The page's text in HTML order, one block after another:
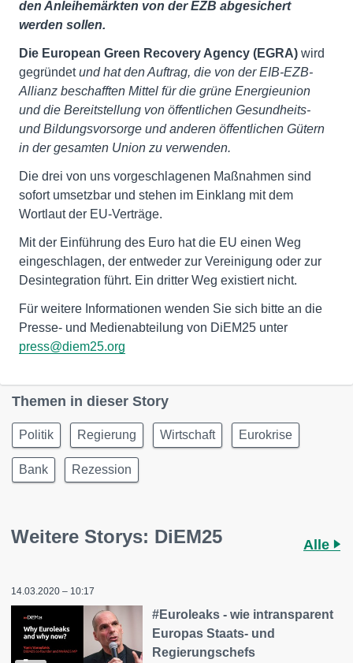
den Anleihemärkten von der EZB abgesichert
werden sollen.
Die European Green Recovery Agency (EGRA) wird
gegründetund hat den Auftrag, die von der EIB-EZB-
Allianz beschafften Mittel für die grüne Energieunion
und die Bereitstellung von öffentlichen Gesundheits-
und Bildungsvorsorge und anderen öffentlichen Gütern
in der gesamten Union zu verwenden.
Die drei von uns vorgeschlagenen Maßnahmen sind
sofort umsetzbar und stehen im Einklang mit dem
Wortlaut der EU-Verträge.
Mit der Einführung des Euro hat die EU einen Weg
eingeschlagen, der entweder zur Vereinigung oder zur
Desintegration führt. Ein dritter Weg existiert nicht.
Für weitere Informationen wenden Sie sich bitte an die
Presse- und Medienabteilung von DiEM25 unter
press@diem25.org
Themen in dieser Story
Politik Regierung Wirtschaft Eurokrise
Bank Rezession
Weitere Storys: DiEM25 Alle
14.03.2020 – 10:17
#Euroleaks - wie intransparent
Europas Staats- und
Regierungschefs